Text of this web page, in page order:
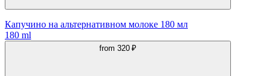
Капучино на альтернативном молоке 180 мл
180 ml
from 320 ₽